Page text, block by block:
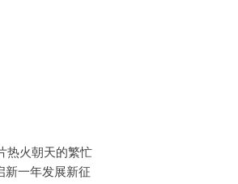
热火朝天的繁忙
新一年发展新征